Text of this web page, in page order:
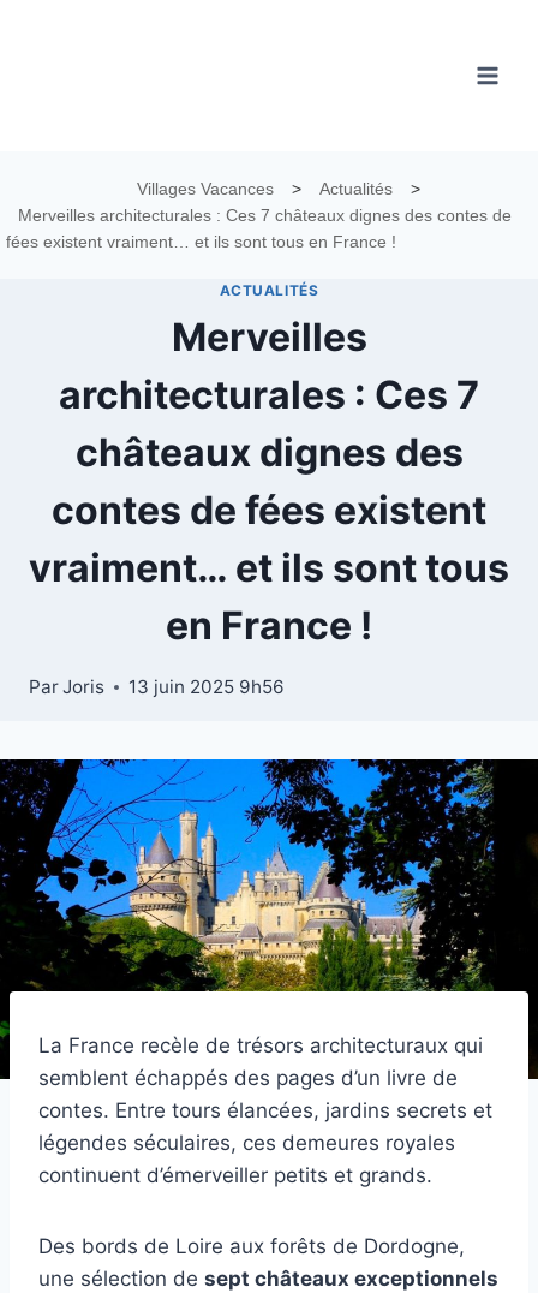
Villages Vacances > Actualités
>
Merveilles architecturales : Ces 7 châteaux dignes des contes de
fées existent vraiment… et ils sont tous en France !
ACTUALITÉS
Merveilles
architecturales : Ces 7
châteaux dignes des
contes de fées existent
vraiment… et ils sont tous
en France !
ParJoris 13 juin 2025 9h56
La France recèle de trésors architecturaux qui
semblent échappés des pages d’un livre de
contes. Entre tours élancées, jardins secrets et
légendes séculaires, ces demeures royales
continuent d’émerveiller petits et grands.
Des bords de Loire aux forêts de Dordogne,
une sélection de sept châteaux exceptionnels